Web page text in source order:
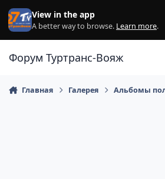
Перейти к содержанию
View in the app
A better way to browse. Learn more.
Форум Туртранс-Вояж
Главная Галерея Альбомы